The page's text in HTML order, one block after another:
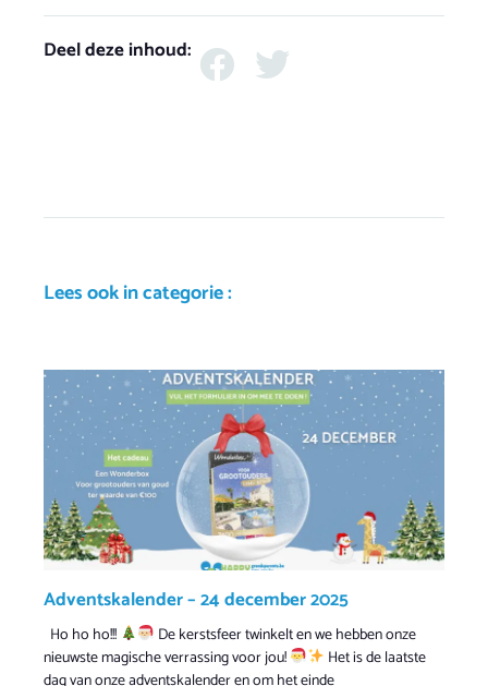
Deel deze inhoud:
Lees ook in categorie :
Adventskalender – 24 december 2025
Ho ho ho!!!
De kerstsfeer twinkelt en we hebben onze
nieuwste magische verrassing voor jou!
Het is de laatste